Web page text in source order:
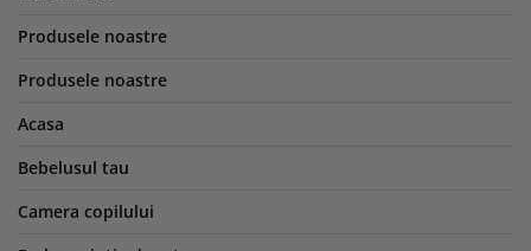
Produsele noastre
Produsele noastre
Acasa
Bebelusul tau
Camera copilului